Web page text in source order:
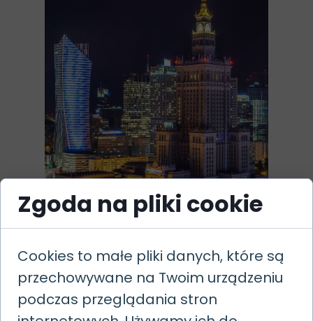
Kredyt hipoteczny w Polsce
dla obcokrajowców –
przewodnik krok po kroku
Zgoda na pliki cookie
Cookies to małe pliki danych, które są
przechowywane na Twoim urządzeniu
podczas przeglądania stron